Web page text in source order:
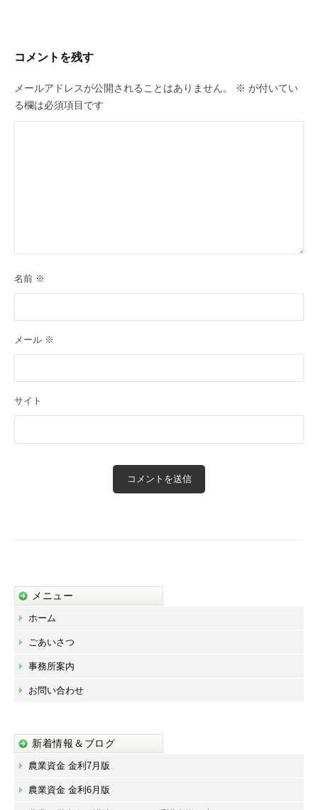
ン
コメントを残す
メールアドレスが公開されることはありません。 ※ が付いてい
る欄は必須項目です
名前 ※
メール ※
サイト
メニュー
ホーム
ごあいさつ
事務所案内
お問い合わせ
新着情報＆ブログ
農業資金 金利7月版
農業資金 金利6月版